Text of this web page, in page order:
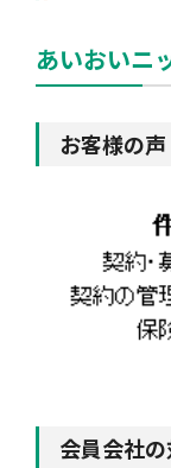
自賠責保険
自動車保険
傷害保険
協会の活動・概
協会の活動
業務・財務等
規範、方針、指
会員会社情報
会員会社情報ト
損害保険会社の
各社の商品につ
お客様の声を受
試験・研修
試験・研修トップ
損害保険代理店
「損害保険登録
統計・刊行物・
統計・刊行物
統計
お知らせトップ
相談・通報等窓口
あいおいニ
お客様の声
会員会社